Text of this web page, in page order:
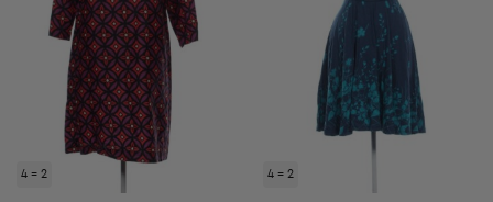
4 = 2 4 = 2